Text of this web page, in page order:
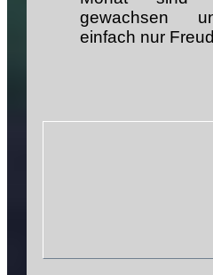
gewachsen
einfach nur